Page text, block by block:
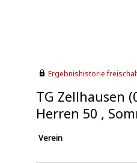
Ergebnishistorie
TG Zellhausen
Herren 50 ,
Verein